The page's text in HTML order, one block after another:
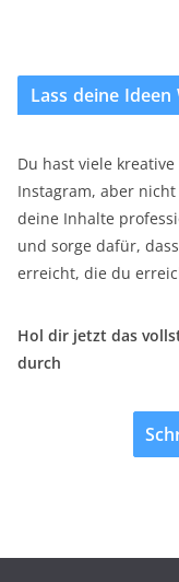
Lass deine
Du hast viele
Instagram, aber
deine Inhalte
und sorge dafür,
erreicht, die du
Hol dir jetzt das
durch